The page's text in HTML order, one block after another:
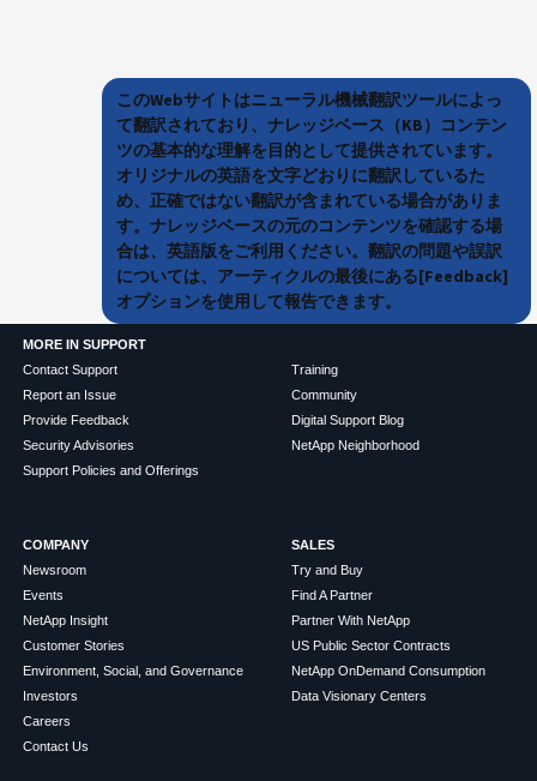
このWebサイトはニューラル機械翻訳ツールによっ
て翻訳されており、ナレッジベース（KB）コンテン
ツの基本的な理解を目的として提供されています。
オリジナルの英語を文字どおりに翻訳しているた
め、正確ではない翻訳が含まれている場合がありま
す。ナレッジベースの元のコンテンツを確認する場
合は、英語版をご利用ください。翻訳の問題や誤訳
については、アーティクルの最後にある[Feedback]
オプションを使用して報告できます。
MORE IN SUPPORT
Contact Support
Report an Issue
Provide Feedback
Security Advisories
Support Policies and Offerings
Training
Community
Digital Support Blog
NetApp Neighborhood
COMPANY
Newsroom
Events
NetApp Insight
Customer Stories
Environment, Social, and Governance
Investors
Careers
Contact Us
SALES
Try and Buy
Find A Partner
Partner With NetApp
US Public Sector Contracts
NetApp OnDemand Consumption
Data Visionary Centers